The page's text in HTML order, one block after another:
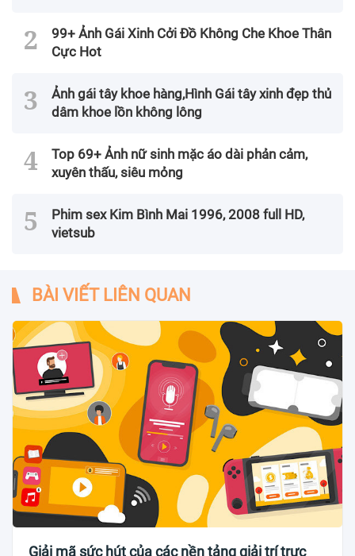
99+ Ảnh Gái Xinh Cởi Đồ Không Che Khoe Thân
Cực Hot
Ảnh gái tây khoe hàng,Hình Gái tây xinh đẹp thủ
dâm khoe lồn không lông
Top 69+ Ảnh nữ sinh mặc áo dài phản cảm,
xuyên thấu, siêu mỏng
Phim sex Kim Bình Mai 1996, 2008 full HD,
vietsub
BÀI VIẾT LIÊN QUAN
Giải mã sức hút của các nền tảng giải trí trực